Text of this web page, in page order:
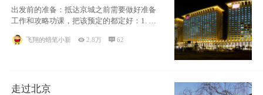
古七星夜景！
出发前的准备：抵达京城之前需要做好准备
工作和攻略功课，把该预定的都定好：1. 酒
飞翔的蜡笔小新 2.8万 62
走过北京